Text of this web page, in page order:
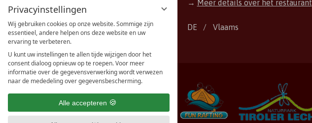
Privacyinstellingen
Wij gebruiken cookies op onze website. Sommige zijn
essentieel, andere helpen ons deze website en uw
ervaring te verbeteren.
U kunt uw instellingen te allen tijde wijzigen door het
consent dialoog opnieuw op te roepen. Voor meer
informatie over de gegevensverwerking wordt verwezen
naar de mededeling over gegevensbescherming.
Alle accepteren
→ Meer details over het restaurant
DE Vlaams